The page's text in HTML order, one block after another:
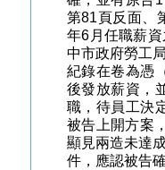
第81頁反面、
年6月任職薪
中市政府勞工
紀錄在卷為憑
後發放薪資，
職，待員工決
被告上開方案
顯見兩造未達
件，應認被告